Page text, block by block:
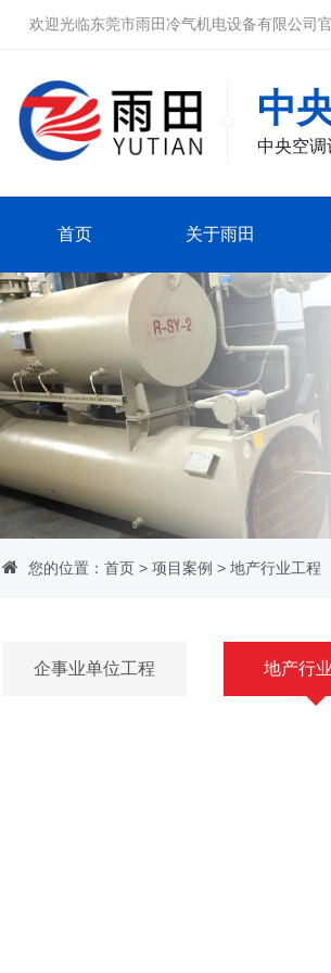
欢迎光临东莞市雨田冷气机电设备有限公司
中
中央空调
首页 关于雨田
您的位置： 首页 > 项目案例 > 地产行业工程
企事业单位工程 地产行